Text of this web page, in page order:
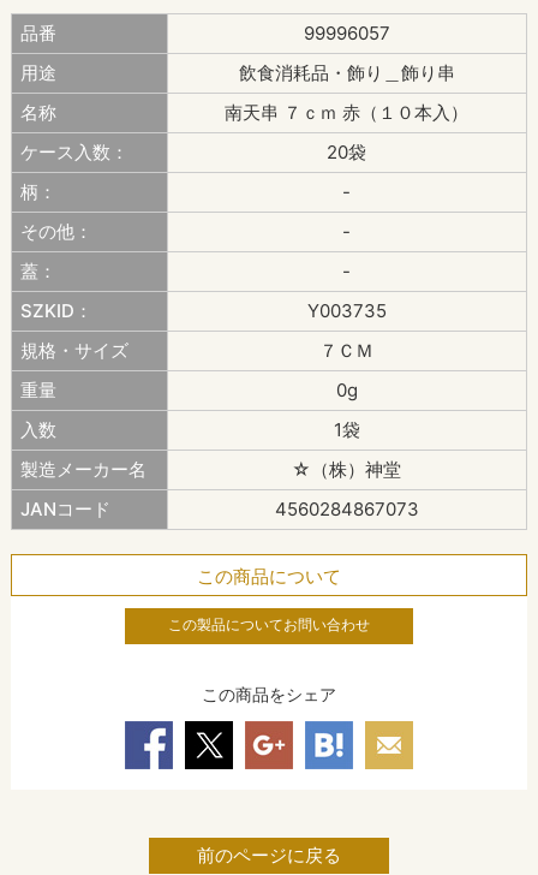
品番
99996057
用途
飲食消耗品・飾り＿飾り串
名称
南天串 ７ｃｍ 赤（１０本入）
ケース入数：
20袋
柄：
-
その他：
-
蓋：
-
SZKID：
Y003735
規格・サイズ
７ＣＭ
重量
0g
入数
1袋
製造メーカー名
☆（株）神堂
JANコード
4560284867073
この商品について
この製品についてお問い合わせ
この商品をシェア
前のページに戻る